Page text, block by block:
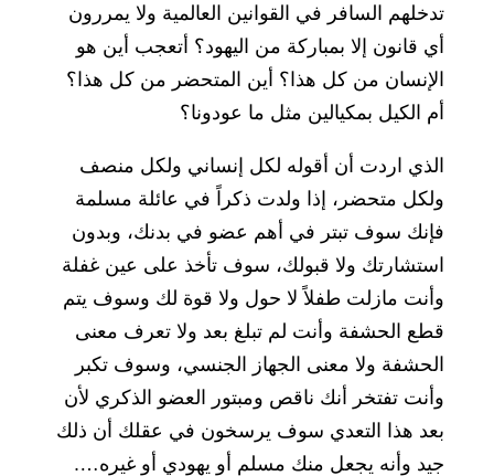
تدخلهم السافر في القوانين العالمية ولا يمررون
أي قانون إلا بمباركة من اليهود؟ أتعجب أين هو
الإنسان من كل هذا؟ أين المتحضر من كل هذا؟
أم الكيل بمكيالين مثل ما عودونا؟
الذي اردت أن أقوله لكل إنساني ولكل منصف
ولكل متحضر، إذا ولدت ذكراً في عائلة مسلمة
فإنك سوف تبتر في أهم عضو في بدنك، وبدون
استشارتك ولا قبولك، سوف تأخذ على عين غفلة
وأنت مازلت طفلاً لا حول ولا قوة لك وسوف يتم
قطع الحشفة وأنت لم تبلغ بعد ولا تعرف معنى
الحشفة ولا معنى الجهاز الجنسي، وسوف تكبر
وأنت تفتخر أنك ناقص ومبتور العضو الذكري لأن
بعد هذا التعدي سوف يرسخون في عقلك أن ذلك
جيد وأنه يجعل منك مسلم أو يهودي أو غيره….